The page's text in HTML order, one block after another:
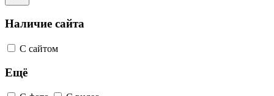
Наличие сайта
С сайтом
Ещё